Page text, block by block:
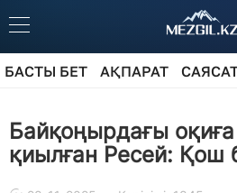
БАСТЫ БЕТ АҚПАРАТ
Байқоңырдағы
қиылған Ресей: Қош